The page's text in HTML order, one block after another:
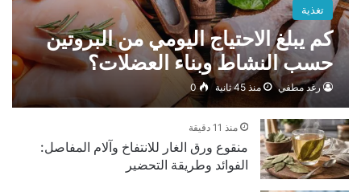
تغذية
كم يبلغ الاحتياج اليومي من البروتين
حسب النشاط وبناء العضلات؟
رغد مطفي منذ 45 ثانية 0
منذ 11 دقيقة
منقوع ورق الغار للانتفاخ وآلام المفاصل:
الفوائد وطريقة التحضير